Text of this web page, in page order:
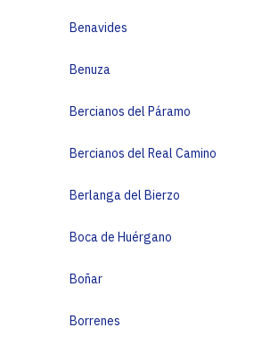
Benavides
Benuza
Bercianos del Páramo
Bercianos del Real Camino
Berlanga del Bierzo
Boca de Huérgano
Boñar
Borrenes